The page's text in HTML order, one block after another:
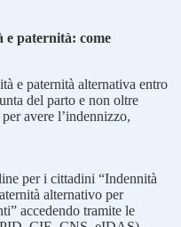
e paternità: come
e paternità alternativa entro
del parto e non oltre
avere l’indennizzo,
per i cittadini “Indennità
alternativo per
accedendo tramite le